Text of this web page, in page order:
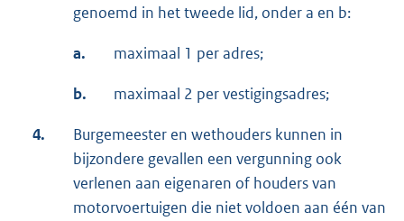
genoemd in het tweede lid, onder a en b:
a. maximaal 1 per adres;
b. maximaal 2 per vestigingsadres;
4.
Burgemeester en wethouders kunnen in
bijzondere gevallen een vergunning ook
verlenen aan eigenaren of houders van
motorvoertuigen die niet voldoen aan één van